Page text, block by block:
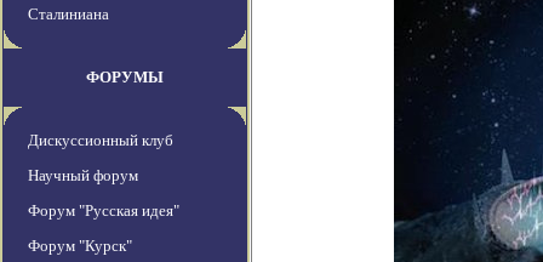
Сталиниана
ФОРУМЫ
Дискуссионный клуб
Научный форум
Форум "Русская идея"
Форум "Курск"